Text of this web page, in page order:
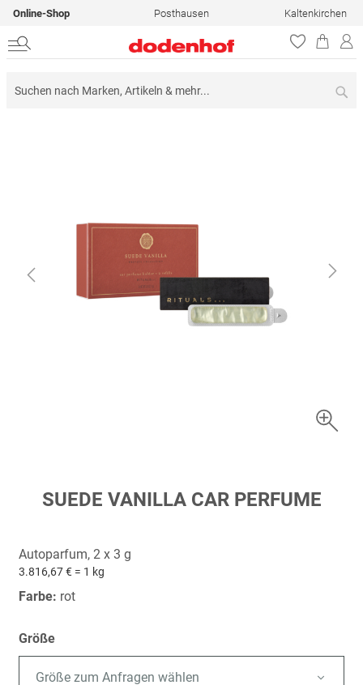
Online-Shop Posthausen Kaltenkirchen
Anfang
springen
SUEDE VANILLA CAR PERFUME
Autoparfum, 2 x 3 g
3.816,67 € = 1 kg
Farbe: rot
Größe
Größe zum Anfragen wählen